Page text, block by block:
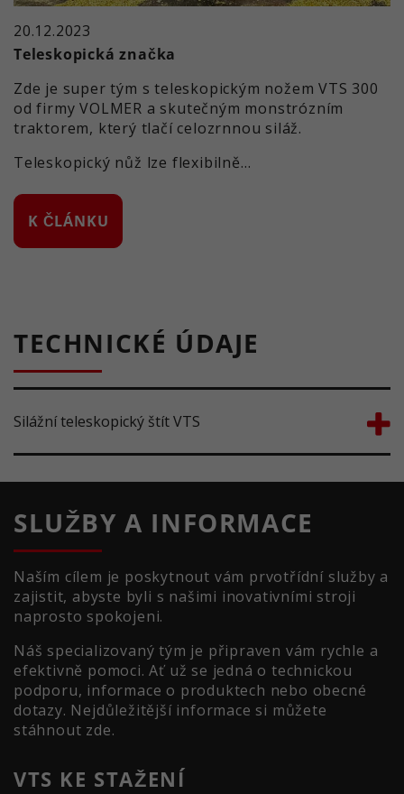
20.12.2023
Teleskopická značka
Zde je super tým s teleskopickým nožem VTS 300
od firmy VOLMER a skutečným monstrózním
traktorem, který tlačí celozrnnou siláž.
Teleskopický nůž lze flexibilně…
K ČLÁNKU
TECHNICKÉ ÚDAJE
Silážní teleskopický štít VTS
SLUŽBY A INFORMACE
Naším cílem je poskytnout vám prvotřídní služby a
zajistit, abyste byli s našimi inovativními stroji
naprosto spokojeni.
Náš specializovaný tým je připraven vám rychle a
efektivně pomoci. Ať už se jedná o technickou
podporu, informace o produktech nebo obecné
dotazy. Nejdůležitější informace si můžete
stáhnout zde.
VTS KE STAŽENÍ